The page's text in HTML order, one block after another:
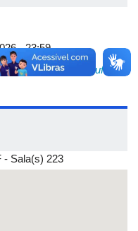
Bloco 1F do Campus
“Empreendedorismo
por professores da
na área de
leia a íntegra do
- 23:59
mail: neepe@fagen.ufu.br.
- Sala(s) 223